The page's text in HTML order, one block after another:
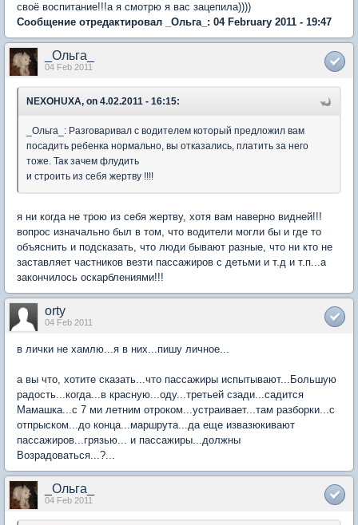
своё воспитание!!!а я смотрю я вас зацепила))))
Сообщение отредактировал _Ольга_: 04 February 2011 - 19:47
_Ольга_
04 Feb 2011
NEXOHUXA, on 4.02.2011 - 16:15:
_Ольга_: Разговаривал с водителем который предложил вам
посадить ребенка нормально, вы отказались, платить за него
тоже. Так зачем флудить
и строить из себя жертву !!!!
я ни когда не трою из себя жертву, хотя вам наверно видней!!!
вопрос изначально был в том, что водители могли бы и где то
объяснить и подсказать, что люди бывают разные, что ни кто не
заставляет частников везти пассажиров с детьми и т.д и т.п...а
закончилось оскарблениями!!!
orty
04 Feb 2011
в лички не хамлю...я в них...пишу личное...
а вы что, хотите сказать...что пассажиры испытывают...Большую
радость...когда...в красную...оду...третьей сзади...садится
Мамашка...с 7 ми летним отроком...устраивает...там разборки...с
отпрыском...до конца...маршрута...да еще извазюкивают
пассажиров...грязью... и пассажиры...должны
Возрадоваться...?...
_Ольга_
04 Feb 2011